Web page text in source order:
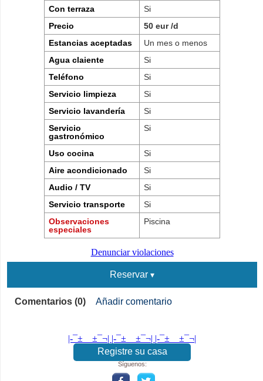
Con terraza
Si
Precio
50 eur /d
Estancias aceptadas
Un mes o menos
Agua claiente
Si
Teléfono
Si
Servicio limpieza
Si
Servicio lavandería
Si
Servicio
gastronómico
Si
Uso cocina
Si
Aire acondicionado
Si
Audio / TV
Si
Servicio transporte
Si
Observaciones
especiales
Piscina
Denunciar violaciones
Reservar
Comentarios (0) Añadir comentario
|-¯±­__­±¯¬| |-¯±­__­±¯¬| |-¯±­__­±¯¬|
Registre su casa
Síguenos: